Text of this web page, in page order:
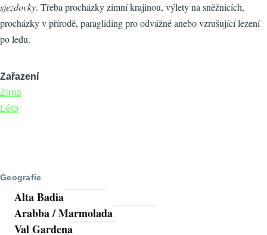
sjezdovky. Třeba procházky zimní krajinou, výlety na sněžnicích,
procházky v přírodě, paragliding pro odvážné anebo vzrušující lezení
po ledu.
Zařazení
Zima
Léto
Geografie
Alta Badia
Arabba / Marmolada
Val Gardena